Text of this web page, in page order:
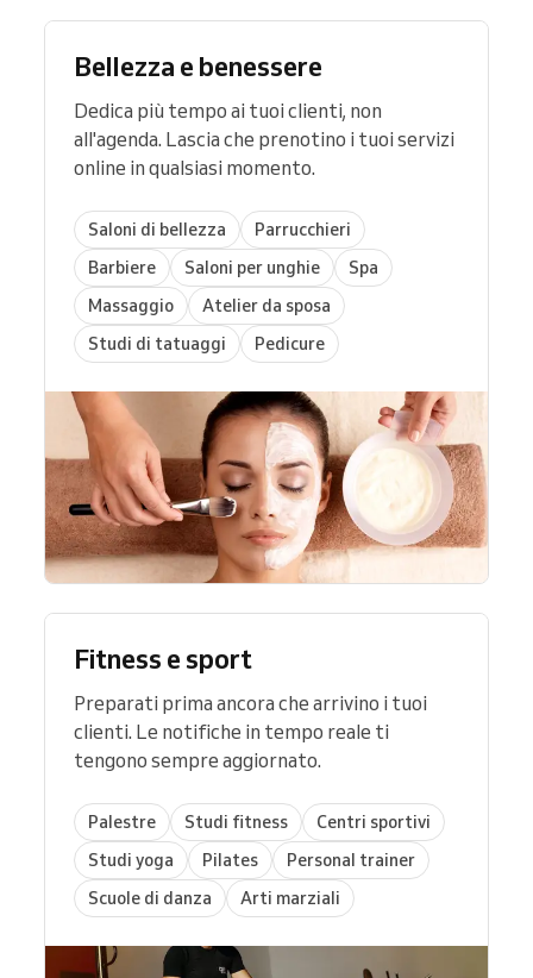
Bellezza e benessere
Dedica più tempo ai tuoi clienti, non
all'agenda. Lascia che prenotino i tuoi servizi
online in qualsiasi momento.
Saloni di bellezza
Parrucchieri
Barbiere
Saloni per unghie
Spa
Massaggio
Atelier da sposa
Studi di tatuaggi
Pedicure
Fitness e sport
Preparati prima ancora che arrivino i tuoi
clienti. Le notifiche in tempo reale ti
tengono sempre aggiornato.
Palestre Studi fitness
Centri sportivi
Studi yoga
Pilates
Personal trainer
Scuole di danza
Arti marziali